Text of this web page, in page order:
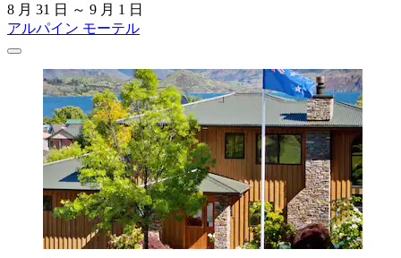
8 月 31 日 ～ 9 月 1 日
アルパイン モーテル